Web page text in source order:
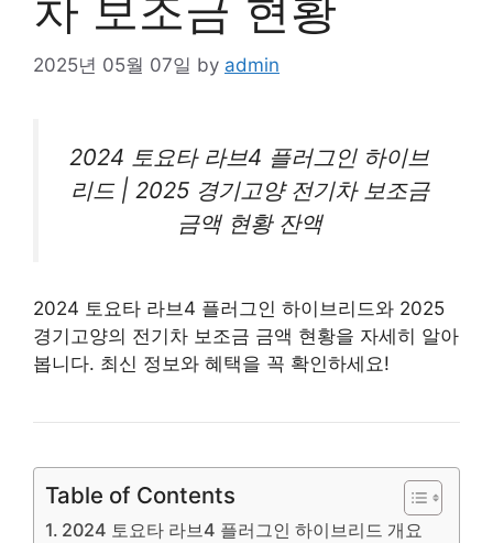
2025년 05월 07일 by admin
2024 토요타 라브4 플러그인 하이브
리드 | 2025 경기고양 전기차보조금
금액 현황 잔액
2024 토요타 라브4 플러그인 하이브리드와 2025
경기고양의 전기차 보조금 금액 현황을 자세히 알아
봅니다. 최신 정보와 혜택을 꼭 확인하세요!
Table of Contents
2024 토요타 라브4 플러그인 하이브리드 개요